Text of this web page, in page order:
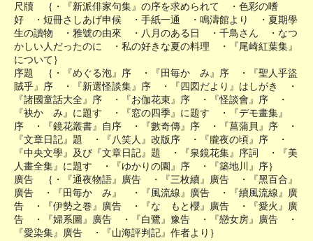
尺牘 ｛・『新派俳家句集』の序を求められて ・色彩の嗜
好 ・短冊さしあげ申候 ・手紙一通 ・鳴濤館より ・夏期學
生の讀物 ・雅號の由來 ・八月のある日 ・千鳥さん ・なつ
かしい人だったのに ・私の好きな夏の料理 ・『尾崎紅葉集』
について｝
序題 ｛・『めぐる泡』序 ・『田毎かゞみ』序 ・『聖人乎盜
賊乎』序 ・『新選怪談集』序 ・『四図だより』はしがき ・
『諸國童話大全』序 ・『お伽花束』序 ・『怪談會』序 ・
『袂かゞみ』に題す ・『窓の四季』に題す ・『デモ畫集』
序 ・『鏡花叢書』自序 ・『數奇傳』序 ・『菖蒲貝』序 ・
『文章日記』題 ・『八笑人』改版序 ・『朧夜の頃』序 ・
『中央文學』及び『文章日記』題 ・『泉鏡花集』序詞 ・『美
人畫全集』に題す ・『ゆかりの園』序 ・『築地川』序｝
廣告 ｛・『通夜物語』廣告 ・『三枚續』廣告 ・『黑百合』
廣告 ・『田毎かゞみ』 ・『風流線』廣告 ・『續風流線』廣
告 ・『伊勢之巻』廣告 ・『なゝもと櫻』廣告 ・『愛火』廣
告 ・『婦系圖』廣告 ・『白鷺』豫告 ・『戀女房』廣告 ・
『愛染集』廣告 ・『山海評判記』作者より｝